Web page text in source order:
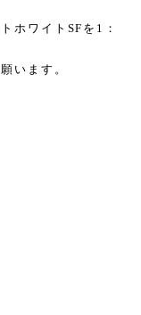
ホワイトSFを1：
います。